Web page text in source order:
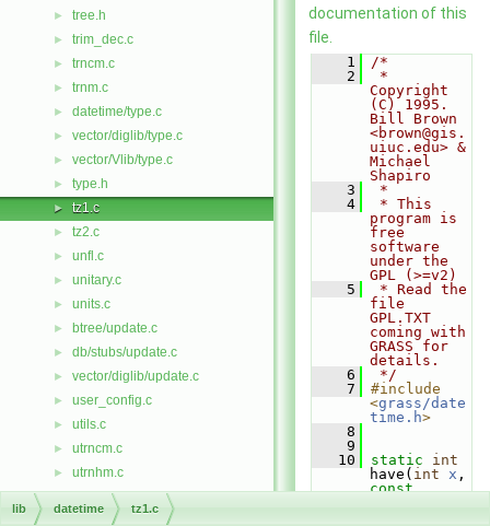
► tree.h
► trim_dec.c
► trncm.c
► trnm.c
► datetime/type.c
► vector/diglib/type.c
► vector/Vlib/type.c
► type.h
► tz1.c
► tz2.c
► unfl.c
► unitary.c
► units.c
► btree/update.c
► db/stubs/update.c
► vector/diglib/update.c
► user_config.c
► utils.c
► utrncm.c
► utrnhm.c
v1-defs.h
v2-defs.h
documentation of this
file.
    1
/*
    2
*
Copyright
(C) 1995.
Bill Brown
<brown@gis.
uiuc.edu> &
Michael
Shapiro
    3
*
    4
* This
program is
free
software
under the
GPL (>=v2)
    5
* Read the
file
GPL.TXT
coming with
GRASS for
details.
    6
*/
    7
#include
<grass/date
time.h>
    8
    9
   10
static
int
have( int x
const
lib datetime tz1.c